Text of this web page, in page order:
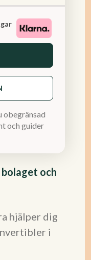
och
hjälper dig
i
obegränsad
och guider